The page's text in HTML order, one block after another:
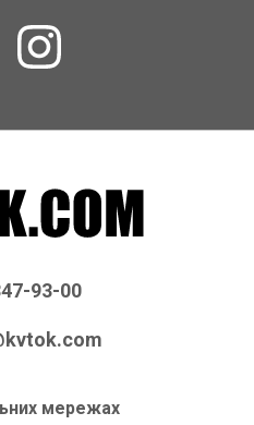
93-00
мережах